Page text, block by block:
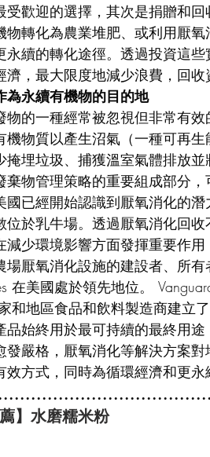
受歡迎的選擇，其次是捐贈和
物轉化為農業堆肥、或利用厭
永續的轉化途徑。透過投資這
濟，最大限度地減少浪費，回
為永續有機物的目的地
物的一種經常被忽視但非常有
機物質以產生沼氣（一種可再
掩埋垃圾、捕獲溫室氣體排放
棄物管理策略的重要組成部分
國已經開始認識到厭氧消化的
位於乳牛場。透過厭氧消化回
減少環境影響方面發揮重要作
場厭氧消化設施的建設者、所
在美國處於領先地位。
和地區食品和飲料製造商建立
品始終用於最可持續的最終用
發嚴格，厭氧消化等解決方案
效方式，同時為循環經濟和更
薦】水磨糯米粉